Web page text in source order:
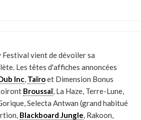
Festival vient de dévoiler sa
Les têtes d'affiches annoncées
Inc, Taïroet Dimension Bonus
Broussaï, La Haze, Terre-Lune,
Selecta Antwan (grand habitué
Blackboard Jungle, Rakoon,